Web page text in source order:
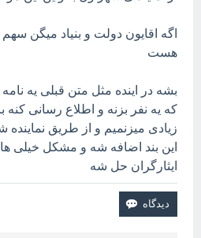
اگه اقایون دولت و بنیاد میگن
هست
بشه در اینده مثل متن قبلی یه
که یه نفر بزنه و اطلاع رسانی کنه
زیادی میزنمیم و از طریق
این بند اضافه شه و مشکل خیلی
ایثارگران حل شه